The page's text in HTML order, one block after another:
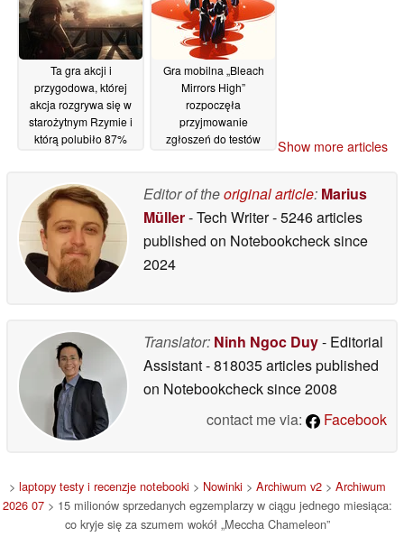
Ta gra akcji i
przygodowa, której
akcja rozgrywa się w
starożytnym Rzymie i
którą polubiło 87%
Steam z 65% zniżką
05/07/2026
Gra mobilna „Bleach
Mirrors High”
rozpoczęła
przyjmowanie
zgłoszeń do testów
05/07/2026
Show more articles
Editor of theoriginal article: Marius
Müller- Tech Writer- 5246 articles
published on Notebookchecksince
2024
Translator: Ninh Ngoc Duy- Editorial
Assistant- 818035 articles published
on Notebookchecksince 2008
contact me via:
Facebook
> laptopy testy i recenzje notebooki > Nowinki > Archiwum v2 > Archiwum
2026 07 > 15 milionów sprzedanych egzemplarzy w ciągu jednego miesiąca:
co kryje się za szumem wokół „Meccha Chameleon”